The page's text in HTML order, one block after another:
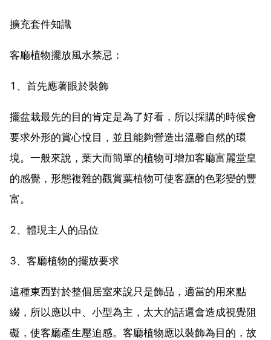
擴充套件知識
客廳植物擺放風水禁忌：
1、首先應著眼於裝飾
擺盆栽最先的目的肯定是為了好看，所以採購的時候會
要求外形的賞心悅目，並且能夠營造出溫馨自然的環
境。一般來說，葉大而簡單的植物可增加客廳富麗堂皇
的感覺，形態複雜的觀賞葉植物可使客廳的色彩變的豐
富。
2、體現主人的品位
3、客廳植物的擺放要求
這種東西對於整個居室來說只是飾品，適當的用來點
綴，所以應以中、小型為主，太大的話還會造成視覺阻
礙，使客廳產生壓迫感。客廳植物應以裝飾為目的，故